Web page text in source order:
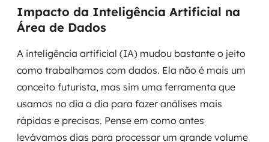
Impacto da Inteligência Artificial na
Área de Dados
A inteligência artificial (IA) mudou bastante o jeito
como trabalhamos com dados. Ela não é mais um
conceito futurista, mas sim uma ferramenta que
usamos no dia a dia para fazer análises mais
rápidas e precisas. Pense em como antes
levávamos dias para processar um grande volume